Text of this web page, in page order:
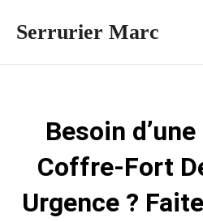
Serrurier Marc
Besoin
Coffre-Fort
Urgence ?